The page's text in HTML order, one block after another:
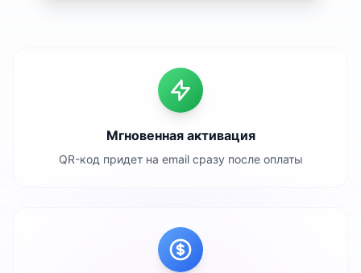
Мгновенная активация
QR-код придет на email сразу после оплаты